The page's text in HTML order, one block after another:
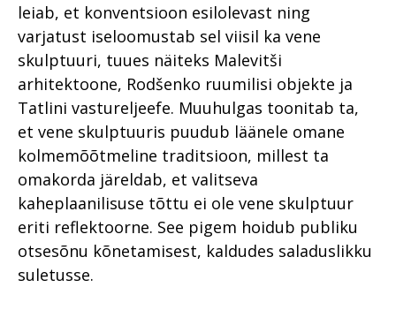
leiab, et konventsioon esilolevast ning
varjatust iseloomustab sel viisil ka vene
skulptuuri, tuues näiteks Malevitši
arhitektoone, Rodšenko ruumilisi objekte ja
Tatlini vastureljeefe. Muuhulgas toonitab ta,
et vene skulptuuris puudub läänele omane
kolmemõõtmeline traditsioon, millest ta
omakorda järeldab, et valitseva
kaheplaanilisuse tõttu ei ole vene skulptuur
eriti reflektoorne. See pigem hoidub publiku
otsesõnu kõnetamisest, kaldudes saladuslikku
suletusse.